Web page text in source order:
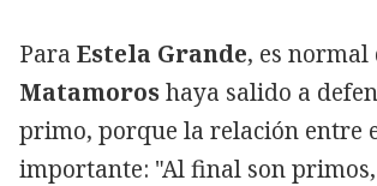
Para Estela Grande, es normal
Matamoroshaya salido a
primo, porque la relación entre
importante: "Al final son